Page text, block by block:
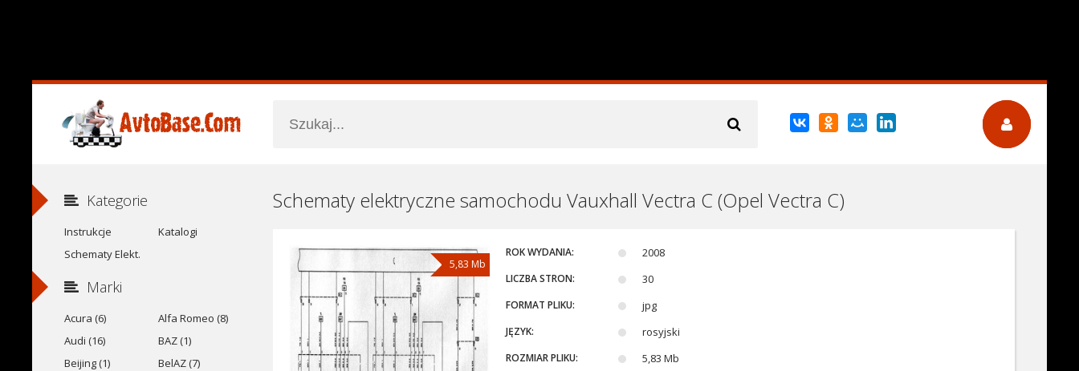
Schematy elektryczne samochodu Vauxhall Vectra C (Opel Vectra C)
5,83 Mb
ROK WYDANIA: 2008
LICZBA STRON: 30
FORMAT PLIKU: jpg
JĘZYK: rosyjski
ROZMIAR PLIKU: 5,83 Mb
Kategorie
Instrukcje
Katalogi
Schematy Elekt.
Marki
Acura (6)
Alfa Romeo (8)
Audi (16)
BAZ (1)
Beijing (1)
BelAZ (7)